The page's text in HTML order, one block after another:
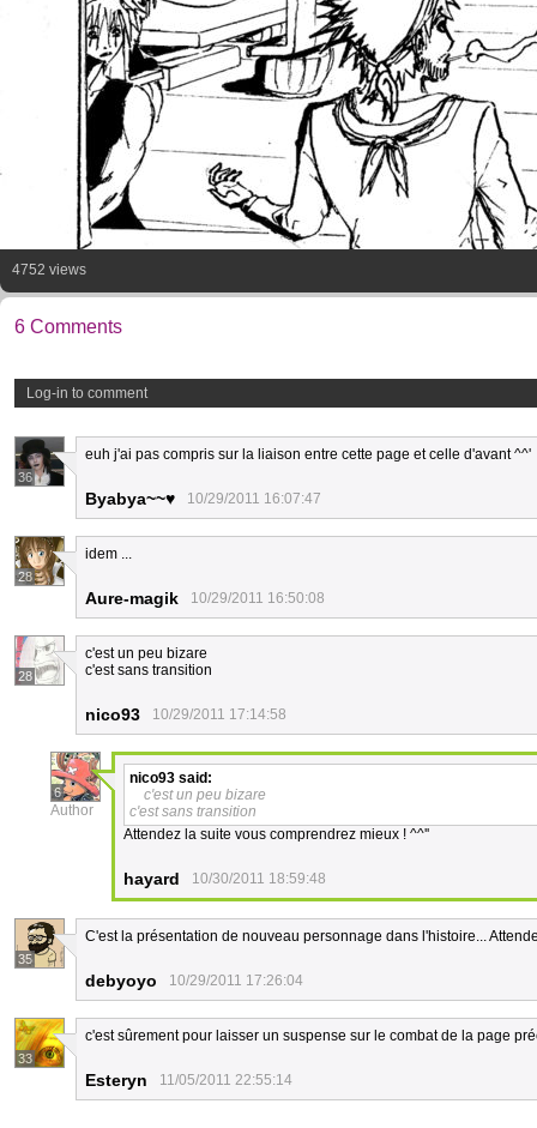
4752 views
6 Comments
Log-in to comment
36
euh j'ai pas compris sur la liaison entre cette page et celle d'avant ^^'
Byabya~~♥ 10/29/2011 16:07:47
28
idem ...
Aure-magik 10/29/2011 16:50:08
28
c'est un peu bizare
c'est sans transition
nico93 10/29/2011 17:14:58
6
Author
nico93 said:
c'est un peu bizare
c'est sans transition
Attendez la suite vous comprendrez mieux ! ^^''
hayard 10/30/2011 18:59:48
35
C'est la présentation de nouveau personnage dans l'histoire...
debyoyo 10/29/2011 17:26:04
33
c'est sûrement pour laisser un suspense sur le combat de la page
Esteryn 11/05/2011 22:55:14